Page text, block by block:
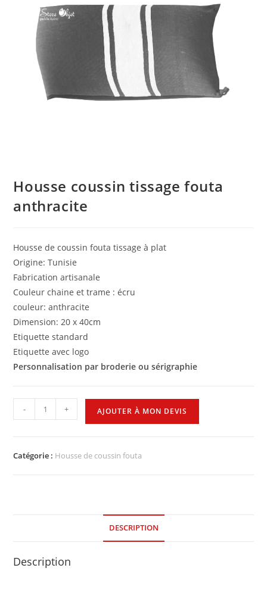
Housse coussin tissage fouta
anthracite
Housse de coussin fouta tissage à plat
Origine: Tunisie
Fabrication artisanale
Couleur chaine et trame : écru
couleur: anthracite
Dimension: 20 x 40cm
Etiquette standard
Etiquette avec logo
Personnalisation par broderie ou sérigraphie
- + AJOUTER À MON DEVIS
Catégorie : Housse de coussin fouta
DESCRIPTION
Description